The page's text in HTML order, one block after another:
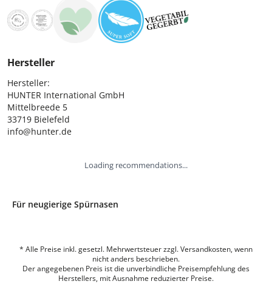
Hersteller
Hersteller:
HUNTER International GmbH
Mittelbreede 5
33719 Bielefeld
info@hunter.de
Loading recommendations...
Für neugierige Spürnasen
* Alle Preise inkl. gesetzl. Mehrwertsteuer zzgl. Versandkosten, wenn
nicht anders beschrieben.
Der angegebenen Preis ist die unverbindliche Preisempfehlung des
Herstellers, mit Ausnahme reduzierter Preise.